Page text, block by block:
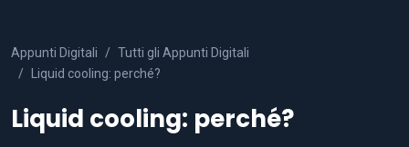
Appunti Digitali
Tutti gli Appunti Digitali
Liquid cooling: perché?
Liquid cooling: perché?